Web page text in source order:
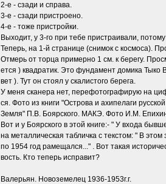
2-е - сзади и справа.
3-е - сзади пристроено.
4-е - тоже пристройки.
Выходит, у 3-го при тебе пристраивали,
Теперь, на 1-й странице (снимок с космоса).
Отмерь от торца примерно 1 см. к берегу.
ется ) квадратик. Это фундамент домика Тыко
вет ). Тут он стоял у скалистого берега.
У меня сканера нет, перефотографирую на
ся. Фото из книги "Острова и ахипелаги
Земля" П.В. Боярского. МАКЭ. Фото И.М.
Вот и у Боярского в этой книге:- " У входа
на металлическая табличка с текстом: " В этом
по 1954 год рамещался..." . Вот такая
вость. Кто теперь исправит?
Валерьян. Новоземелец 1936-1953г.г.